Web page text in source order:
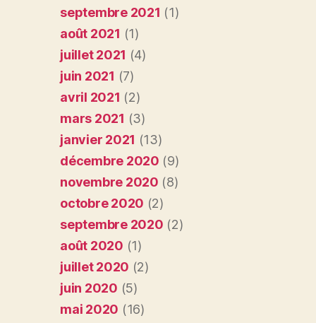
septembre 2021 (1)
août 2021 (1)
juillet 2021 (4)
juin 2021 (7)
avril 2021 (2)
mars 2021 (3)
janvier 2021 (13)
décembre 2020 (9)
novembre 2020 (8)
octobre 2020 (2)
septembre 2020 (2)
août 2020 (1)
juillet 2020 (2)
juin 2020 (5)
mai 2020 (16)